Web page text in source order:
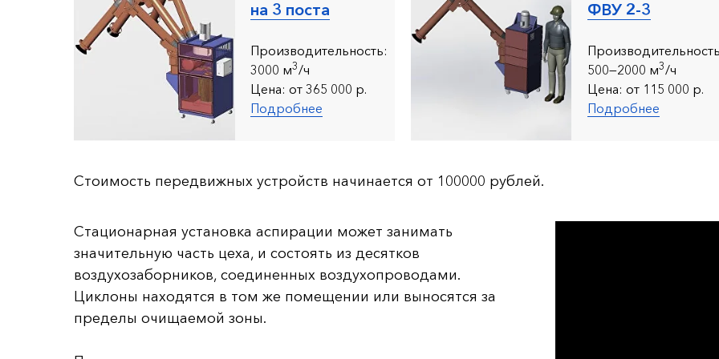
ФВУ 2-3
500—2000 м3/ч
Цена: от 115 000 р.
Подробнее
на 3 поста
Производительность:
3000 м3/ч
Цена: от 365 000 р.
Подробнее
Стоимость передвижных устройств начинается от 100000 рублей.
Стационарная установка аспирации может занимать
значительную часть цеха, и состоять из десятков
воздухозаборников, соединенных воздухопроводами.
Циклоны находятся в том же помещении или выносятся за
пределы очищаемой зоны.